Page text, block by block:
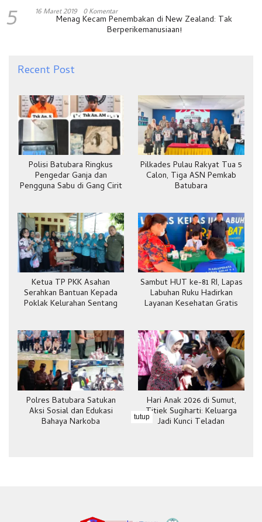
5 16 Maret 2019 0 Komentar
Menag Kecam Penembakan di New Zealand: Tak
Berperikemanusiaan!
Recent Post
Polisi Batubara Ringkus
Pengedar Ganja dan
Pengguna Sabu di Gang Cirit
Pilkades Pulau Rakyat Tua 5
Calon, Tiga ASN Pemkab
Batubara
Ketua TP PKK Asahan
Serahkan Bantuan Kepada
Poklak Kelurahan Sentang
Sambut HUT ke-81 RI, Lapas
Labuhan Ruku Hadirkan
Layanan Kesehatan Gratis
Polres Batubara Satukan
Aksi Sosial dan Edukasi
Bahaya Narkoba
Hari Anak 2026 di Sumut,
Titiek Sugiharti: Keluarga
Jadi Kunci Teladan
tutup